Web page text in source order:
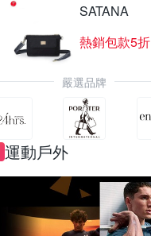
SATANA
熱銷包款5折
嚴選品牌
運動戶外